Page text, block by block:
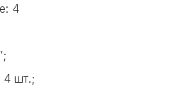
4
4 шт.;